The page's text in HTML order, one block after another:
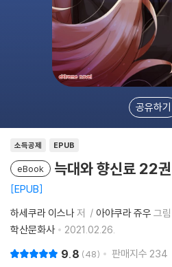
공유하기
소득공제 EPUB
eBook 늑대와 향신료 22권
EPUB
하세쿠라 이스나저 아야쿠라 쥬우 그림
학산문화사
2021.02.26.
9.8 48 판매지수 234